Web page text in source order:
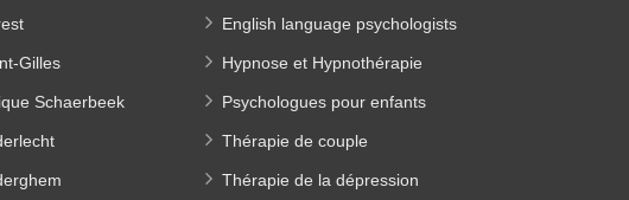
Gilles
Schaerbeek
English language psychologists
Hypnose et Hypnothérapie
Psychologues pour enfants
Thérapie de couple
Thérapie de la dépression